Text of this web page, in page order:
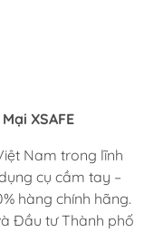
XSAFE
Nam trong lĩnh
cụ cầm tay –
hàng chính hãng.
Đầu tư Thành phố